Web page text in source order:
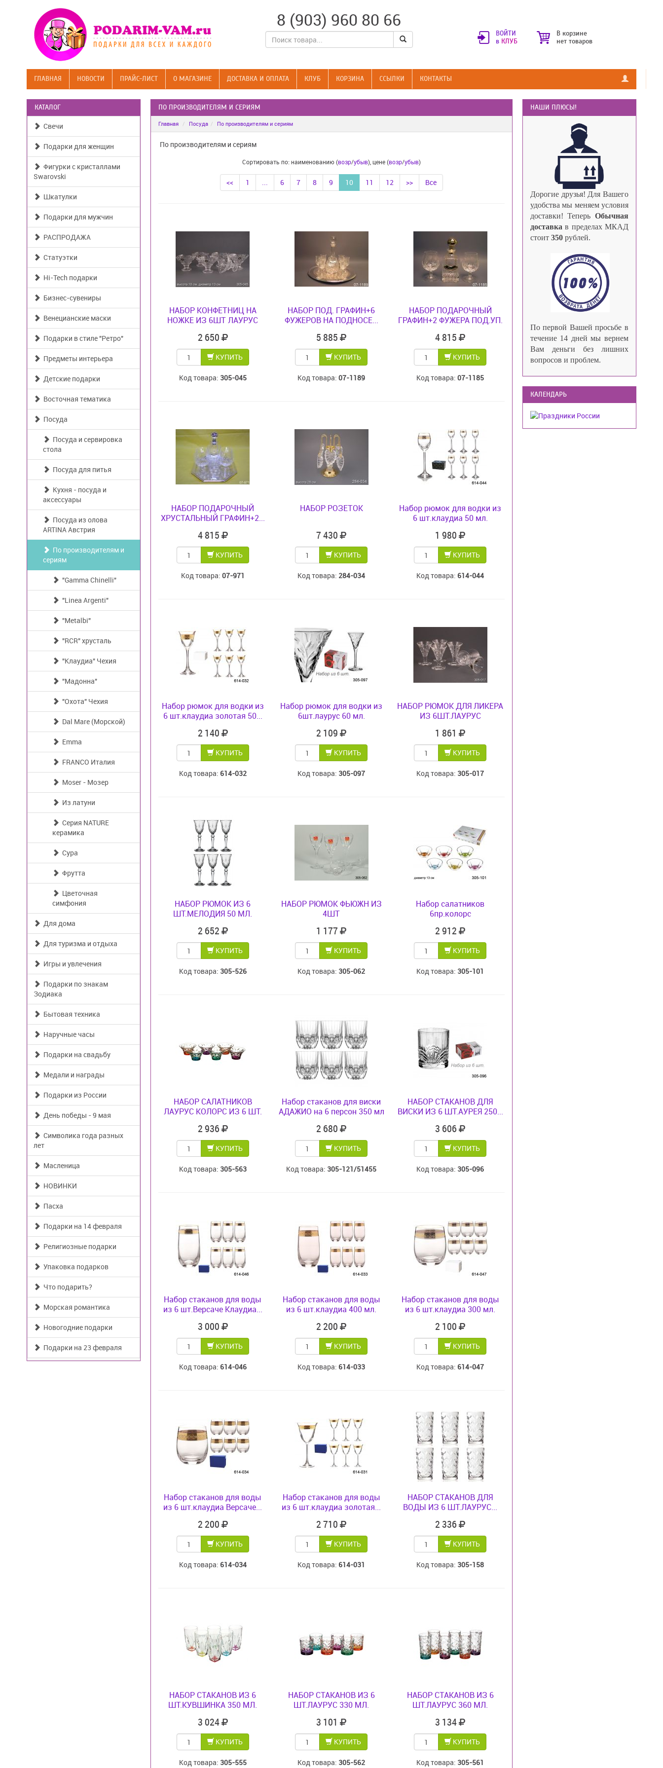
8 (903) 960 80 66
ВОЙТИ
в КЛУБ
В корзине
нет товаров
ГЛАВНАЯ НОВОСТИ ПРАЙС-ЛИСТ О МАГАЗИНЕ ДОСТАВКА И ОПЛАТА КЛУБ КОРЗИНА CСЫЛКИ КОНТАКТЫ
КАТАЛОГ
Свечи
Подарки для женщин
Фигурки с кристаллами
Swarovski
Шкатулки
Подарки для мужчин
РАСПРОДАЖА
Статуэтки
Hi-Tech подарки
Бизнес-сувениры
Венецианские маски
Подарки в стиле "Ретро"
Предметы интерьера
Детские подарки
Восточная тематика
Посуда
Посуда и сервировка
стола
Посуда для питья
Кухня - посуда и
аксессуары
Посуда из олова
ARTINA Австрия
По производителям и
сериям
"Gamma Chinelli"
"Linea Argenti"
"Metalbi"
"RCR" хрусталь
"Клаудиа" Чехия
"Мадонна"
"Охота" Чехия
Dal Mare (Морской)
Emma
FRANCO Италия
Moser - Мозер
Из латуни
Серия NATURE
керамика
Сура
Фрутта
Цветочная
симфония
Для дома
Для туризма и отдыха
Игры и увлечения
Подарки по знакам
Зодиака
Бытовая техника
Наручные часы
Подарки на свадьбу
Медали и награды
Подарки из России
День победы - 9 мая
Символика года разных
лет
Масленица
НОВИНКИ
Пасха
Подарки на 14 февраля
Религиозные подарки
Упаковка подарков
Что подарить?
Морская романтика
Новогодние подарки
Подарки на 23 февраля
ПО ПРОИЗВОДИТЕЛЯМ И СЕРИЯМ
Главная Посуда По производителям и сериям
По производителям и сериям
Сортировать по: наименованию (возр/убыв), цене (возр/убыв)
<< 1 ... 6 7 8 9 10 11 12 >> Все
НАБОР КОНФЕТНИЦ НА
НОЖКЕ ИЗ 6ШТ ЛАУРУС
2 650
КУПИТЬ
Код товара: 305-045
НАБОР ПОД. ГРАФИН+6
ФУЖЕРОВ НА ПОДНОСЕ...
5 885
КУПИТЬ
Код товара:07-1189
НАБОР ПОДАРОЧНЫЙ
ГРАФИН+2 ФУЖЕРА ПОД.УП.
4 815
КУПИТЬ
Код товара:07-1185
НАБОР ПОДАРОЧНЫЙ
ХРУСТАЛЬНЫЙ ГРАФИН+2...
4 815
КУПИТЬ
Код товара: 07-971
НАБОР РОЗЕТОК
7 430
КУПИТЬ
Код товара: 284-034
Набор рюмок для водки из
6 шт.клаудиа 50 мл.
1 980
КУПИТЬ
Код товара: 614-044
Набор рюмок для водки из
6 шт.клаудиа золотая 50...
2 140
КУПИТЬ
Код товара: 614-032
Набор рюмок для водки из
6шт.лаурус 60 мл.
2 109
КУПИТЬ
Код товара: 305-097
НАБОР РЮМОК ДЛЯ ЛИКЕРА
ИЗ 6ШТ.ЛАУРУС
1 861
КУПИТЬ
Код товара: 305-017
НАБОР РЮМОК ИЗ 6
ШТ.МЕЛОДИЯ 50 МЛ.
2 652
КУПИТЬ
Код товара: 305-526
НАБОР РЮМОК ФЬЮЖН ИЗ
4ШТ
1 177
КУПИТЬ
Код товара: 305-062
Набор салатников
6пр.колорс
2 912
КУПИТЬ
Код товара: 305-101
НАБОР САЛАТНИКОВ
ЛАУРУС КОЛОРС ИЗ 6 ШТ.
2 936
КУПИТЬ
Код товара: 305-563
Набор стаканов для виски
АДАЖИО на 6 персон 350 мл
2 680
КУПИТЬ
Код товара: 305-121/51455
НАБОР СТАКАНОВ ДЛЯ
ВИСКИ ИЗ 6 ШТ.АУРЕЯ 250...
3 606
КУПИТЬ
Код товара: 305-096
Набор стаканов для воды
из 6 шт.Версаче Клаудиа...
3 000
КУПИТЬ
Код товара: 614-046
Набор стаканов для воды
из 6 шт.клаудиа 400 мл.
2 200
КУПИТЬ
Код товара: 614-033
Набор стаканов для воды
из 6 шт.клаудиа 300 мл.
2 100
КУПИТЬ
Код товара: 614-047
Набор стаканов для воды
из 6 шт.клаудиа Версаче...
2 200
КУПИТЬ
Код товара: 614-034
Набор стаканов для воды
из 6 шт.клаудиа золотая...
2 710
КУПИТЬ
Код товара: 614-031
НАБОР СТАКАНОВ ДЛЯ
ВОДЫ ИЗ 6 ШТ.ЛАУРУС...
2 336
КУПИТЬ
Код товара: 305-158
НАБОР СТАКАНОВ ИЗ 6
ШТ.КУВШИНКА 350 МЛ.
3 024
КУПИТЬ
Код товара: 305-555
НАБОР СТАКАНОВ ИЗ 6
ШТ.ЛАУРУС 330 МЛ.
3 101
КУПИТЬ
Код товара: 305-562
НАБОР СТАКАНОВ ИЗ 6
ШТ.ЛАУРУС 360 МЛ.
3 134
КУПИТЬ
Код товара: 305-561
НАШИ ПЛЮСЫ!
Дорогие друзья! Для Вашего
удобства мы меняем условия
доставки!Теперь Обычная
доставка в пределах МКАД
стоит 350рублей.
По первой Вашей просьбе в
течение 14 дней мы вернем
Вам деньги без лишних
вопросов и проблем.
КАЛЕНДАРЬ